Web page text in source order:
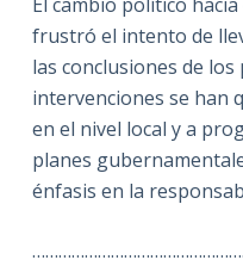
frustró el intento de
las conclusiones de
intervenciones se han
en el nivel local y a
planes
énfasis en la